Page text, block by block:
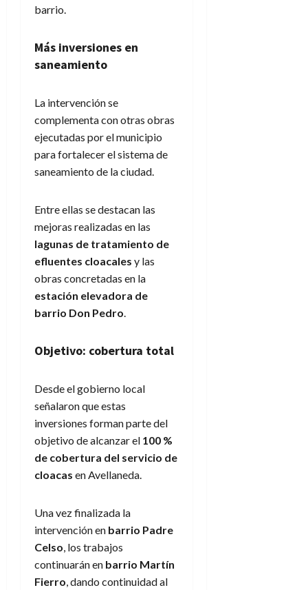
barrio.
Más inversiones en
saneamiento
La intervención se
complementa con otras obras
ejecutadas por el municipio
para fortalecer el sistema de
saneamiento de la ciudad.
Entre ellas se destacan las
mejoras realizadas en las
lagunas de tratamiento de
efluentes cloacales y las
obras concretadas en la
estación elevadora de
barrio Don Pedro.
Objetivo: cobertura total
Desde el gobierno local
señalaron que estas
inversiones forman parte del
objetivo de alcanzar el 100 %
de cobertura del servicio de
cloacas en Avellaneda.
Una vez finalizada la
intervención en barrio Padre
Celso, los trabajos
continuarán en barrio Martín
Fierro, dando continuidad al